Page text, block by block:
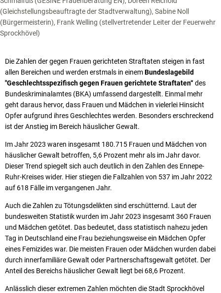
(Gleichstellungsbeauftragte der Stadtverwaltung), Sabine Noll
(Bürgermeisterin), Frank Welling (stellvertretender Leiter der Feuerwehr
Sprockhövel)
Die Zahlen der gegen Frauen gerichteten Straftaten steigen in fast
allen Bereichen und werden erstmals in einemBundeslagebild
"Geschlechtsspezifisch gegen Frauen gerichtete Straftaten“des
Bundeskriminalamtes (BKA) umfassend dargestellt. Einmal mehr
geht daraus hervor, dass Frauen und Mädchen in vielerlei Hinsicht
Opfer aufgrund ihres Geschlechtes werden. Besonders erschreckend
ist der Anstieg im Bereich häuslicher Gewalt.
Im Jahr 2023 waren insgesamt 180.715 Frauen und Mädchen von
häuslicher Gewalt betroffen, 5,6 Prozent mehr als im Jahr davor.
Dieser Trend spiegelt sich auch deutlich in den Zahlen des Ennepe-
Ruhr-Kreises wider. Hier stiegen die Fallzahlen von 537 im Jahr 2022
auf 618 Fälle im vergangenen Jahr.
Auch die Zahlen zu Tötungsdelikten sind erschütternd. Laut der
bundesweiten Statistik wurden im Jahr 2023 insgesamt 360 Frauen
und Mädchen getötet. Das bedeutet, dass statistisch nahezu jeden
Tag in Deutschland eine Frau beziehungsweise ein Mädchen Opfer
eines Femizides war. Die meisten Frauen oder Mädchen wurden dabei
durch innerfamiliäre Gewalt oder Partnerschaftsgewalt getötet. Der
Anteil des Bereichs häuslicher Gewalt liegt bei 68,6 Prozent.
Anlässlich dieser extremen Zahlen möchten die Stadt Sprockhövel